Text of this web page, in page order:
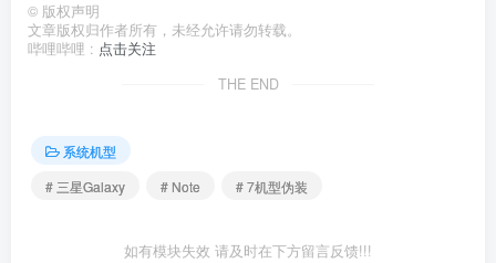
© 版权声明
文章版权归作者所有，未经允许请勿转载。
哔哩哔哩 : 点击关注
THE END
系统机型
# 三星Galaxy
# Note # 7机型伪装
如有模块失效 请及时在下方留言反馈!!!